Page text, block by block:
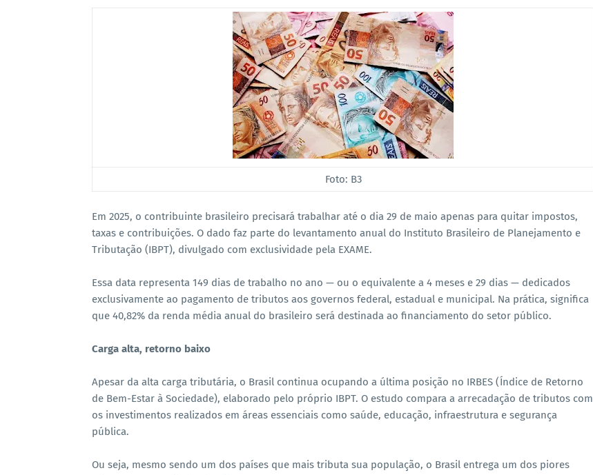
Foto: B3
Em 2025, o contribuinte brasileiro precisará trabalhar até o dia 29 de maio apenas para quitar impostos,
taxas e contribuições. O dado faz parte do levantamento anual do Instituto Brasileiro de Planejamento e
Tributação (IBPT), divulgado com exclusividade pela EXAME.
Essa data representa 149 dias de trabalho no ano — ou o equivalente a 4 meses e 29 dias — dedicados
exclusivamente ao pagamento de tributos aos governos federal, estadual e municipal. Na prática, significa
que 40,82% da renda média anual do brasileiro será destinada ao financiamento do setor público.
Carga alta, retorno baixo
Apesar da alta carga tributária, o Brasil continua ocupando a última posição no IRBES (Índice de Retorno
de Bem-Estar à Sociedade), elaborado pelo próprio IBPT. O estudo compara a arrecadação de tributos com
os investimentos realizados em áreas essenciais como saúde, educação, infraestrutura e segurança
pública.
Ou seja, mesmo sendo um dos países que mais tributa sua população, o Brasil entrega um dos piores